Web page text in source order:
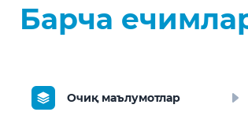
Барча
Очиқ маълумотлар